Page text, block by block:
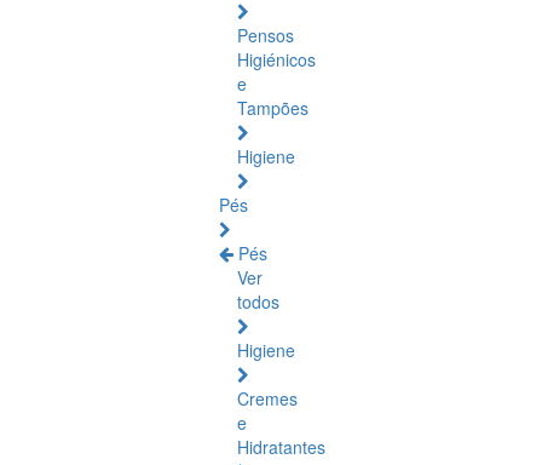
Pensos
Higiénicos
e
Tampões
Higiene
Pés
Pés
Ver
todos
Higiene
Cremes
e
Hidratantes